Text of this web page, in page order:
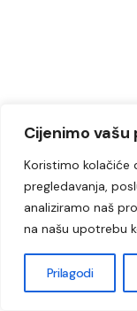
Cijenimo
Koristimo kolačiće
pregledavanja,
analiziramo naš
na našu upotrebu
Prilagodi